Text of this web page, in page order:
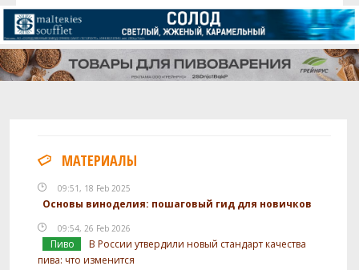
МАТЕРИАЛЫ
09:51, 18 Feb 2025
Основы виноделия: пошаговый гид для новичков
09:54, 26 Feb 2026
Пиво
В России утвердили новый стандарт качества
пива: что изменится